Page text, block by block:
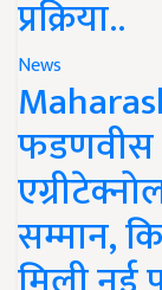
प्रक्रिया..
News
फडणवीस
सम्मान,